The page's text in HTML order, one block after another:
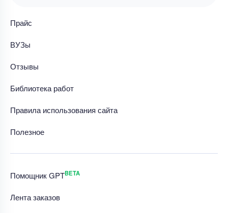
Прайс
ВУЗы
Отзывы
Библиотека работ
Правила использования сайта
Полезное
Помощник GPTBETA
Лента заказов